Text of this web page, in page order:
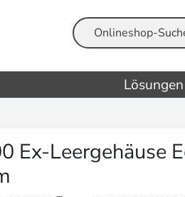
Suche
Lösungen
Ex-Leergehäuse